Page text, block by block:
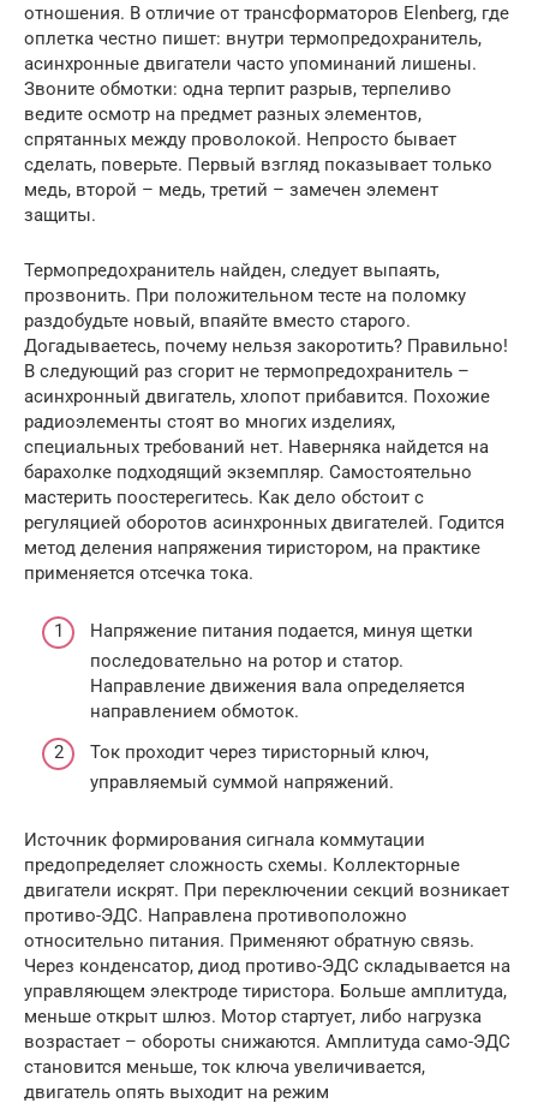
отношения. В отличие от трансформаторов Elenberg, где
оплетка честно пишет: внутри термопредохранитель,
асинхронные двигатели часто упоминаний лишены.
Звоните обмотки: одна терпит разрыв, терпеливо
ведите осмотр на предмет разных элементов,
спрятанных между проволокой. Непросто бывает
сделать, поверьте. Первый взгляд показывает только
медь, второй – медь, третий – замечен элемент
защиты.
Термопредохранитель найден, следует выпаять,
прозвонить. При положительном тесте на поломку
раздобудьте новый, впаяйте вместо старого.
Догадываетесь, почему нельзя закоротить? Правильно!
В следующий раз сгорит не термопредохранитель –
асинхронный двигатель, хлопот прибавится. Похожие
радиоэлементы стоят во многих изделиях,
специальных требований нет. Наверняка найдется на
барахолке подходящий экземпляр. Самостоятельно
мастерить поостерегитесь. Как дело обстоит с
регуляцией оборотов асинхронных двигателей. Годится
метод деления напряжения тиристором, на практике
применяется отсечка тока.
Напряжение питания подается, минуя щетки
последовательно на ротор и статор.
Направление движения вала определяется
направлением обмоток.
Ток проходит через тиристорный ключ,
управляемый суммой напряжений.
Источник формирования сигнала коммутации
предопределяет сложность схемы. Коллекторные
двигатели искрят. При переключении секций возникает
противо-ЭДС. Направлена противоположно
относительно питания. Применяют обратную связь.
Через конденсатор, диод противо-ЭДС складывается на
управляющем электроде тиристора. Больше амплитуда,
меньше открыт шлюз. Мотор стартует, либо нагрузка
возрастает – обороты снижаются. Амплитуда само-ЭДС
становится меньше, ток ключа увеличивается,
двигатель опять выходит на режим